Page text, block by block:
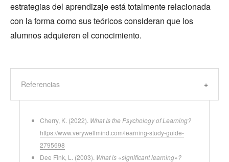
estrategias del aprendizaje está totalmente relacionada
con la forma como sus teóricos consideran que los
alumnos adquieren el conocimiento.
Referencias
Cherry, K. (2022). What Is the Psychology of Learning?
https://www.verywellmind.com/learning-study-guide-
2795698
Dee Fink, L. (2003). What is «significant learning»?